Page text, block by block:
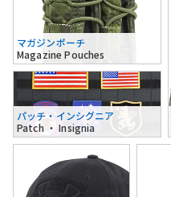
マガジンポーチ
Magazine Pouches
パッチ・インシグニア
Patch ・ Insignia